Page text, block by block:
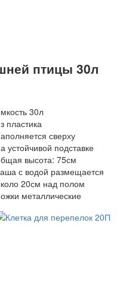
птицы 30л
30л
пластика
сверху
устойчивой подставке
высота: 75см
с водой размещается
20см над полом
металлические